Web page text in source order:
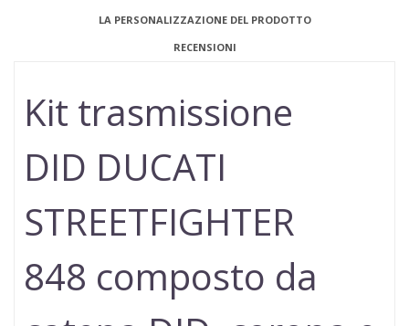
LA PERSONALIZZAZIONE DEL PRODOTTO
RECENSIONI
Kit trasmissione
DID DUCATI
STREETFIGHTER
848 composto da